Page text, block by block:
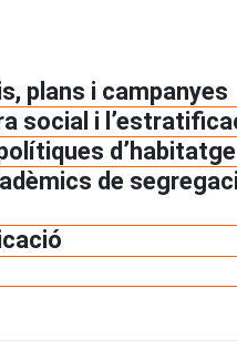
plans i campanyes
social i
d’habitatge
de